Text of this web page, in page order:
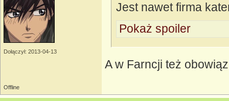
Dołączył: 2013-04-13
Jest nawet firma
Pokaż spoiler
A w Farncji też
Offline